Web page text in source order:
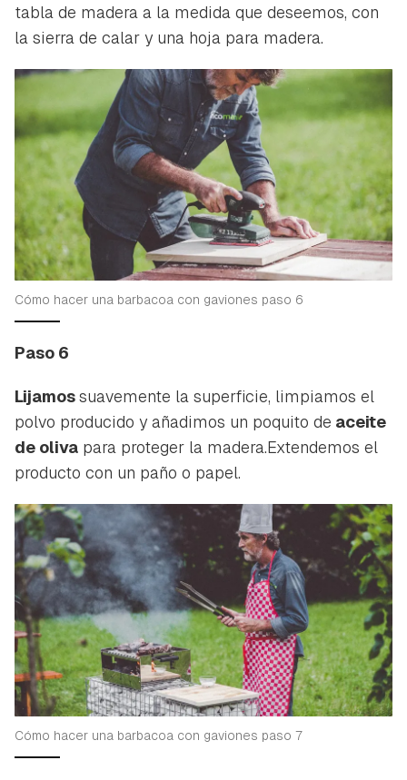
tabla de madera a la medida que deseemos, con
la sierra de calar y una hoja para madera.
Cómo hacer una barbacoa con gaviones paso 6
Paso 6
Lijamossuavemente la superficie, limpiamos el
polvo producido y añadimos un poquito de aceite
de oliva para proteger la madera.Extendemos el
producto con un paño o papel.
Cómo hacer una barbacoa con gaviones paso 7